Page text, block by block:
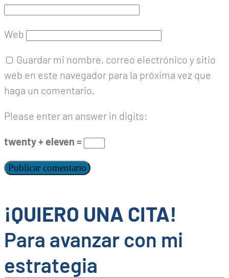
Web
Guardar mi nombre, correo electrónico y sitio
web en este navegador para la próxima vez que
haga un comentario.
Please enter an answer in digits:
twenty + eleven =
¡QUIERO UNA CITA!
Para avanzar con mi
estrategia